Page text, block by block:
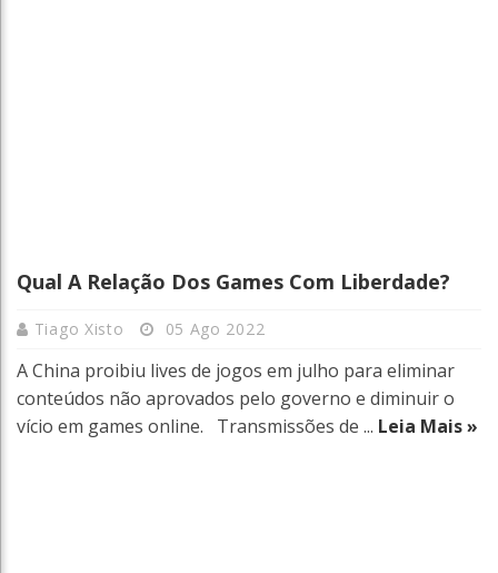
Qual A Relação Dos Games Com Liberdade?
Tiago Xisto 05 Ago 2022
A China proibiu lives de jogos em julho para eliminar
conteúdos não aprovados pelo governo e diminuir o
vício em games online. Transmissões de ... Leia Mais »